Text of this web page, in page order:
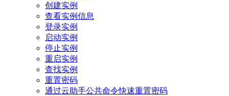
创建实例
查看实例信息
登录实例
启动实例
停止实例
重启实例
查找实例
重置密码
通过云助手公共命令快速重置密码